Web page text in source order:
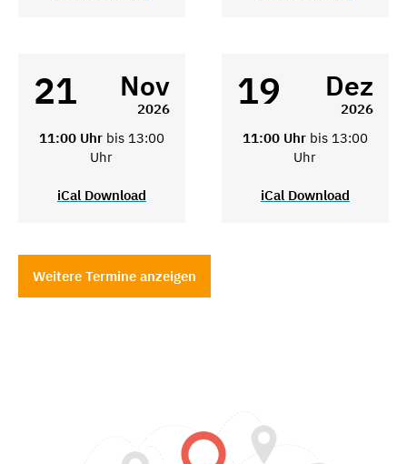
21 Nov
2026
11:00 Uhr bis 13:00
Uhr
iCal Download
19 Dez
2026
11:00 Uhr bis 13:00
Uhr
iCal Download
Weitere Termine anzeigen